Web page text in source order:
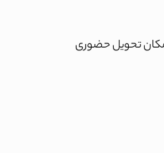
تحویل حضوری